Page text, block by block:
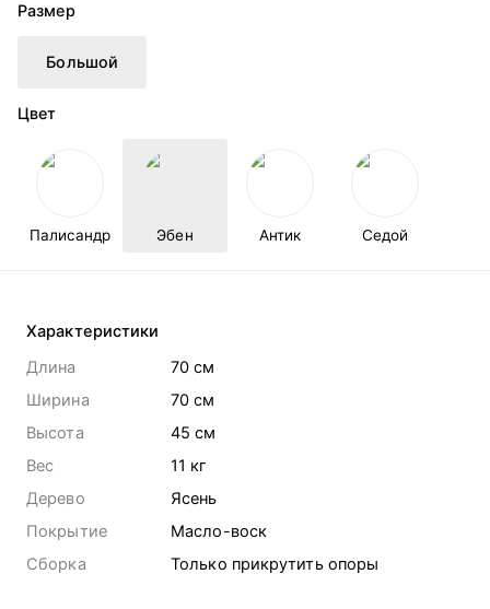
Размер
Большой
Цвет
Палисандр Эбен Антик Седой
Характеристики
Длина
70 cм
Ширина
70 cм
Высота
45 cм
Вес
11 кг
Дерево
Ясень
Покрытие
Масло-воск
Сборка
Только прикрутить опоры